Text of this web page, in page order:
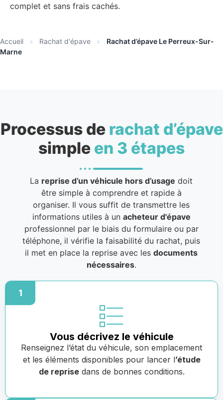
complet et sans frais cachés.
Accueil » Rachat d'épave »
Rachat d’épave Le Perreux-Sur-
Marne
Processus de rachat d’épave
simple en 3 étapes
La reprise d’un véhicule hors d’usage doit
être simple à comprendre et rapide à
organiser. Il vous suffit de transmettre les
informations utiles à un acheteur d'épave
professionnel par le biais du formulaire ou par
téléphone, il vérifie la faisabilité du rachat, puis
il met en place la reprise avec lesdocuments
nécessaires.
1
Vous décrivez le véhicule
Renseignez l’état du véhicule, son emplacement
et les éléments disponibles pour lancer l’étude
de reprisedans de bonnes conditions.